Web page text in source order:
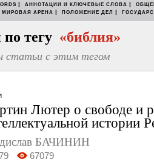
| АННОТАЦИИ И КЛЮЧЕВЫЕ СЛОВА |
МИРОВАЯ АРЕНА | ПОЛОЖЕНИЕ ДЕЛ |
тегу «библия»
статьи с этим тегом
Лютер о свободе и
истории
БАЧИНИН
67079